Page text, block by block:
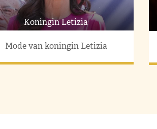
Koningin Letizia
Mode van koningin Letizia